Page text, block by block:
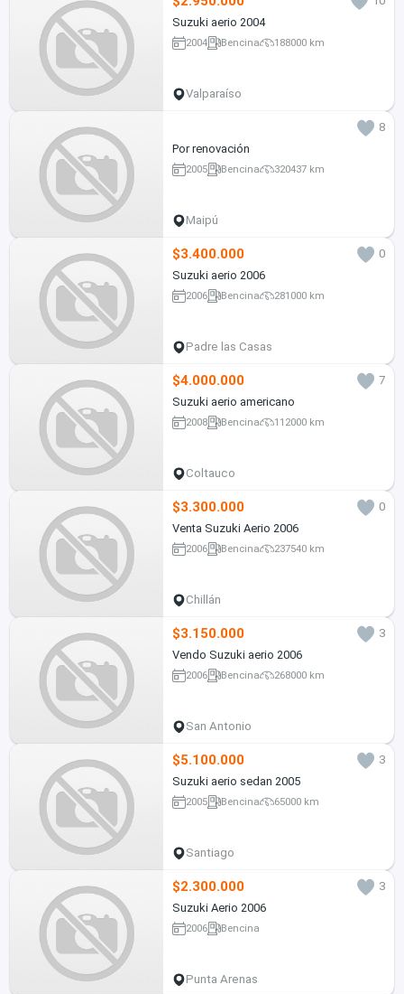
Suzuki aerio 2004
2004 Bencina 188000 km
Valparaíso
8
Por renovación
2005 Bencina 320437 km
Maipú
$3.400.000
0
Suzuki aerio 2006
2006 Bencina 281000 km
Padre las Casas
$4.000.000
7
Suzuki aerio americano
2008 Bencina 112000 km
Coltauco
$3.300.000
0
Venta Suzuki Aerio 2006
2006 Bencina 237540 km
Chillán
$3.150.000
3
Vendo Suzuki aerio 2006
2006 Bencina 268000 km
San Antonio
$5.100.000
3
Suzuki aerio sedan 2005
2005 Bencina 65000 km
Santiago
$2.300.000
3
Suzuki Aerio 2006
2006 Bencina
Punta Arenas